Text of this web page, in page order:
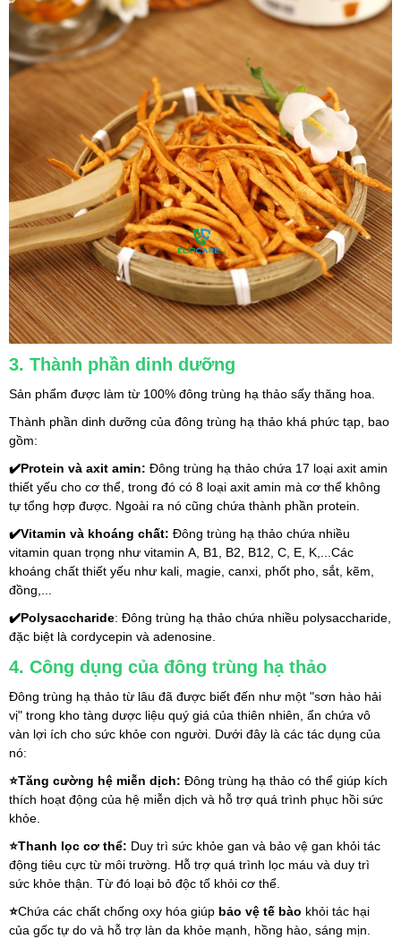
3. Thành phần dinh dưỡng
Sản phẩm được làm từ 100% đông trùng hạ thảo sấy thăng hoa.
Thành phần dinh dưỡng của đông trùng hạ thảo khá phức tạp, bao
gồm:
✔️Protein và axit amin: Đông trùng hạ thảo chứa 17 loại axit amin
thiết yếu cho cơ thể, trong đó có 8 loại axit amin mà cơ thể không
tự tổng hợp được. Ngoài ra nó cũng chứa thành phần protein.
✔️Vitamin và khoáng chất: Đông trùng hạ thảo chứa nhiều
vitamin quan trọng như vitamin A, B1, B2, B12, C, E, K,...Các
khoáng chất thiết yếu như kali, magie, canxi, phốt pho, sắt, kẽm,
đồng,...
✔️Polysaccharide: Đông trùng hạ thảo chứa nhiều polysaccharide,
đặc biệt là cordycepin và adenosine.
4. Công dụng của đông trùng hạ thảo
Đông trùng hạ thảo từ lâu đã được biết đến như một "sơn hào hải
vị" trong kho tàng dược liệu quý giá của thiên nhiên, ẩn chứa vô
vàn lợi ích cho sức khỏe con người. Dưới đây là các tác dụng của
nó:
⭐Tăng cường hệ miễn dịch: Đông trùng hạ thảo có thể giúp kích
thích hoạt động của hệ miễn dịch và hỗ trợ quá trình phục hồi sức
khỏe.
⭐Thanh lọc cơ thể: Duy trì sức khỏe gan và bảo vệ gan khỏi tác
động tiêu cực từ môi trường. Hỗ trợ quá trình lọc máu và duy trì
sức khỏe thận. Từ đó loại bỏ độc tố khỏi cơ thể.
⭐Chứa các chất chống oxy hóa giúp bảo vệ tế bào khỏi tác hại
của gốc tự do và hỗ trợ làn da khỏe mạnh, hồng hào, sáng mịn.